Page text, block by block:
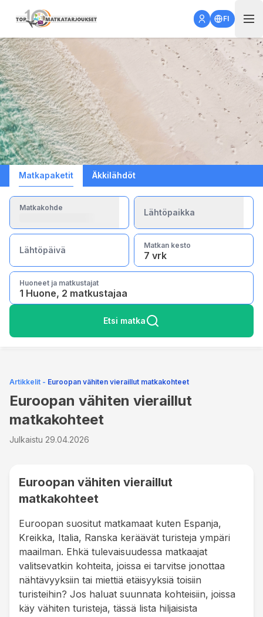
FI
Matkapaketit Äkkilähdöt
Matkakohde Lähtöpaikka
Lähtöpäivä 7 vrk
Matkan kesto
1 Huone, 2 matkustajaa
Huoneet ja matkustajat
Etsi matka
Artikkelit - Euroopan vähiten vieraillut matkakohteet
Euroopan vähiten vieraillut
matkakohteet
Julkaistu 29.04.2026
Euroopan vähiten vieraillut
matkakohteet
Euroopan suositut matkamaat kuten Espanja,
Kreikka, Italia, Ranska keräävät turisteja ympäri
maailman. Ehkä tulevaisuudessa matkaajat
valitsevatkin kohteita, joissa ei tarvitse jonottaa
nähtävyyksiin tai miettiä etäisyyksiä toisiin
turisteihin? Jos haluat suunnata kohteisiin, joissa
käy vähiten turisteja, tässä lista hiljaisista